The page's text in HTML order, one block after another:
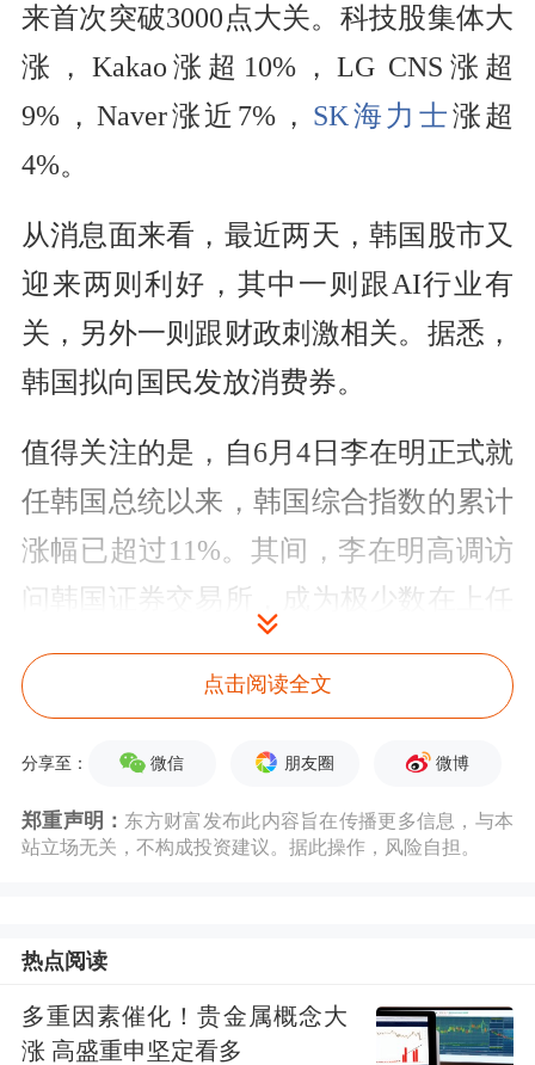
来首次突破3000点大关。科技股集体大
涨，Kakao涨超10%，LG CNS涨超
9%，Naver涨近7%， SK海力士涨超
4%。
从消息面来看，最近两天，韩国股市又
迎来两则利好，其中一则跟AI行业有
关，另外一则跟财政刺激相关。据悉，
韩国拟向国民发放消费券。
值得关注的是，自6月4日李在明正式就
任韩国总统以来，韩国综合指数的累计
涨幅已超过11%。其间，李在明高调访
问韩国证券交易所，成为极少数在上任
初期就访问交易所的韩国领导人之一。
李在明在竞选时曾承诺，力争把韩国综
合指数推升至5000点以上。
韩国股市拉升，科技股集体走强
2%，韩国KOSPI大盘指数上涨1.65%。
点击阅读全文
分享至： 微信 朋友圈 微博
郑重声明： 东方财富发布此内容旨在传播更多信息，与本
站立场无关，不构成投资建议。据此操作，风险自担。
热点阅读
多重因素催化！贵金属概念大
涨 高盛重申坚定看多